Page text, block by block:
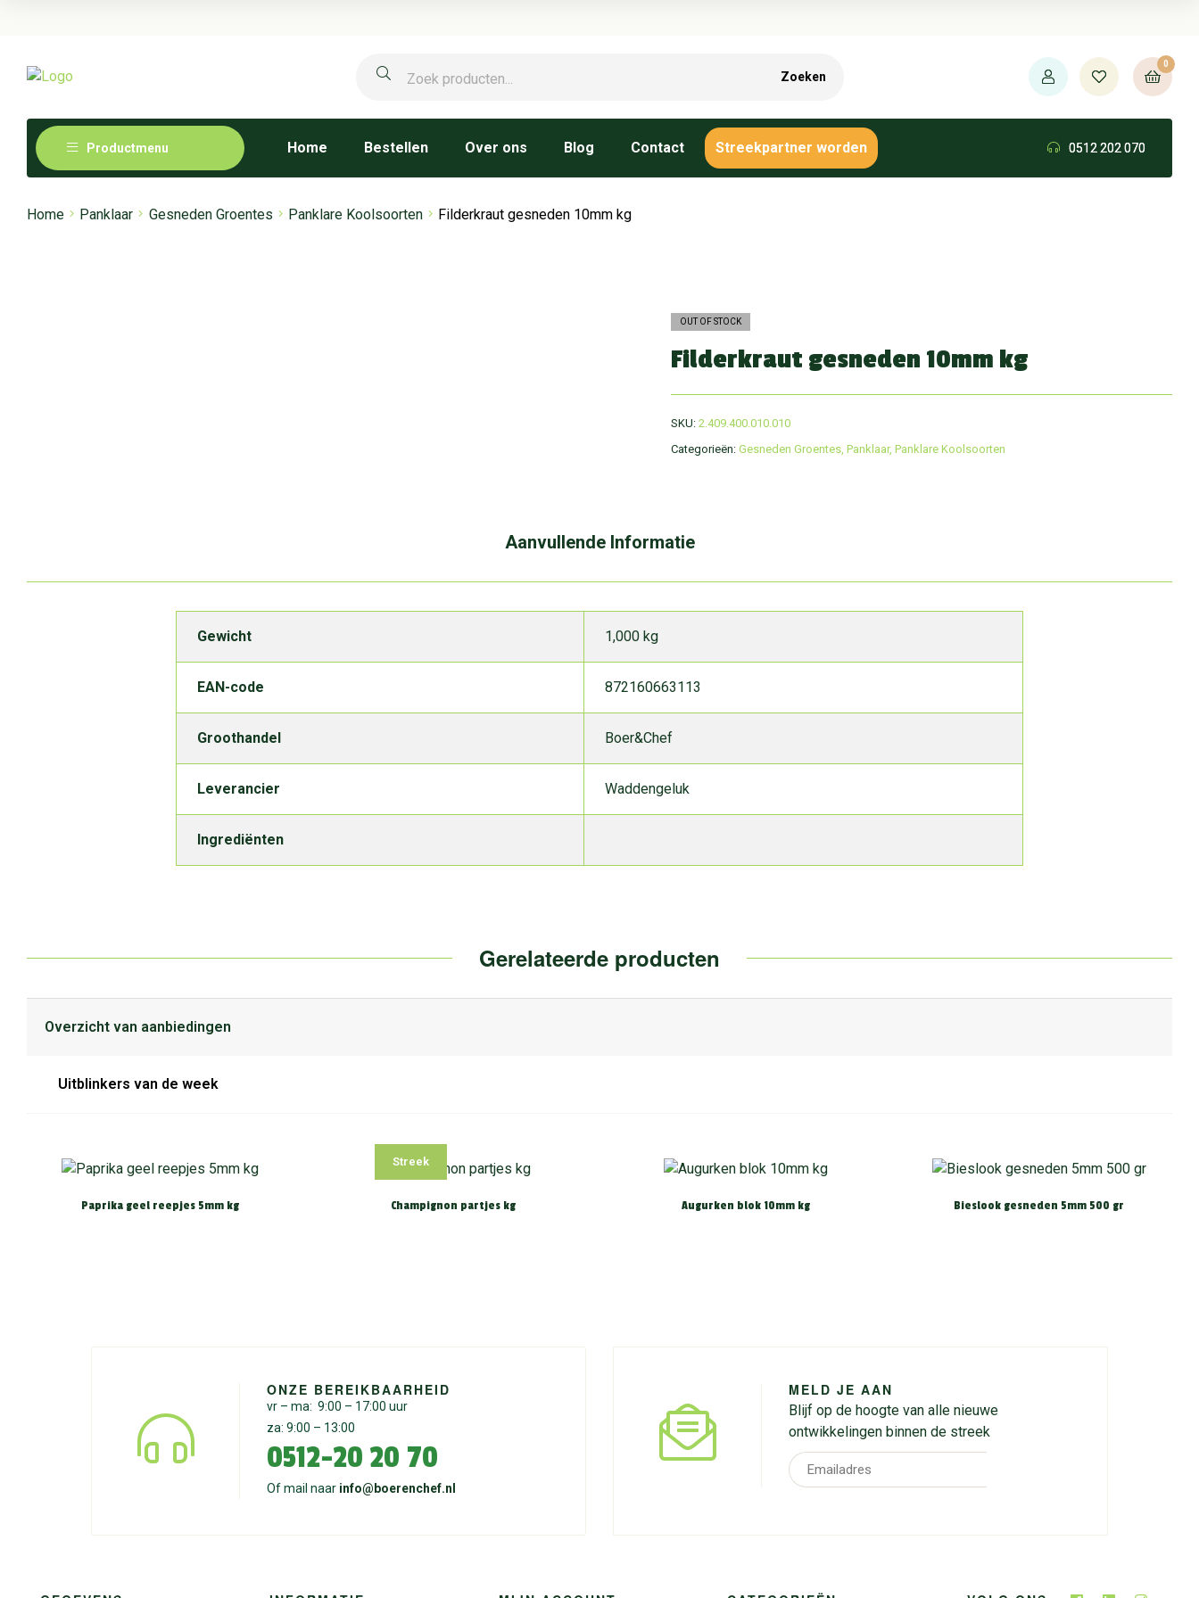
Zoeken
0
Productmenu Home Bestellen Over ons Blog Contact Streekpartner worden 0512 202 070
Home Panklaar Gesneden Groentes Panklare Koolsoorten Filderkraut gesneden 10mm kg
OUT OF STOCK
Filderkraut gesneden 10mm kg
SKU: 2.409.400.010.010
Categorieën: Gesneden Groentes Panklaar, Panklare Koolsoorten
Aanvullende Informatie
Gewicht 1,000 kg
EAN-code 872160663113
Groothandel Boer&Chef
Leverancier Waddengeluk
Ingrediënten
Gerelateerde producten
Overzicht van aanbiedingen
Uitblinkers van de week
Paprika geel reepjes 5mm kg
Streek
Champignon partjes kg Augurken blok 10mm kg Bieslook gesneden 5mm 500 gr
ONZE BEREIKBAARHEID
vr – ma: 9:00 – 17:00 uur
za: 9:00 – 13:00
0512-20 20 70
Of mail naar info@boerenchef.nl
MELD JE AAN
Blijf op de hoogte van alle nieuwe
ontwikkelingen binnen de streek